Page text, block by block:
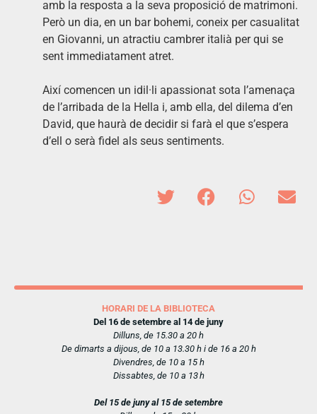
amb la resposta a la seva proposició de matrimoni.
Però un dia, en un bar bohemi, coneix per casualitat
en Giovanni, un atractiu cambrer italià per qui se
sent immediatament atret.
Així comencen un idil·li apassionat sota l’amenaça
de l’arribada de la Hella i, amb ella, del dilema d’en
David, que haurà de decidir si farà el que s’espera
d’ell o serà fidel als seus sentiments.
HORARI DE LA BIBLIOTECA
Del 16 de setembre al 14 de juny
Dilluns, de 15.30 a 20 h
De dimarts a dijous, de 10 a 13.30 h i de 16 a 20 h
Divendres, de 10 a 15 h
Dissabtes, de 10 a 13 h
Del 15 de juny al 15 de setembre